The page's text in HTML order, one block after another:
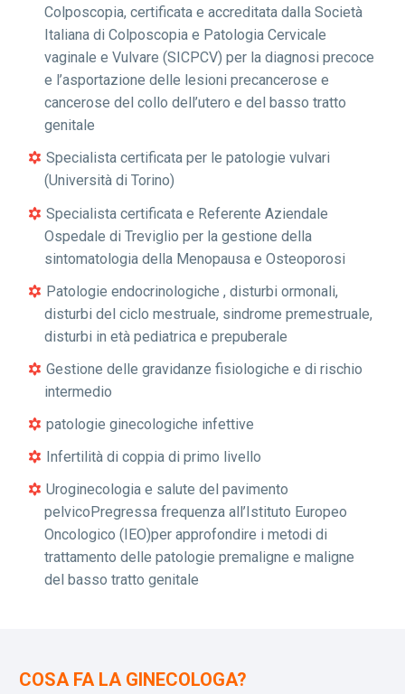
Colposcopia, certificata e accreditata dalla Società
Italiana di Colposcopia e Patologia Cervicale
vaginale e Vulvare (SICPCV) per la diagnosi precoce
e l’asportazione delle lesioni precancerose e
cancerose del collo dell’utero e del basso tratto
genitale
Specialista certificata per le patologie vulvari
(Università di Torino)
Specialista certificata e Referente Aziendale
Ospedale di Treviglio per la gestione della
sintomatologia della Menopausa e Osteoporosi
Patologie endocrinologiche , disturbi ormonali,
disturbi del ciclo mestruale, sindrome premestruale,
disturbi in età pediatrica e prepuberale
Gestione delle gravidanze fisiologiche e di rischio
intermedio
patologie ginecologiche infettive
Infertilità di coppia di primo livello
Uroginecologia e salute del pavimento
pelvicoPregressa frequenza all’Istituto Europeo
Oncologico (IEO)per approfondire i metodi di
trattamento delle patologie premaligne e maligne
del basso tratto genitale
COSA FA LA GINECOLOGA?